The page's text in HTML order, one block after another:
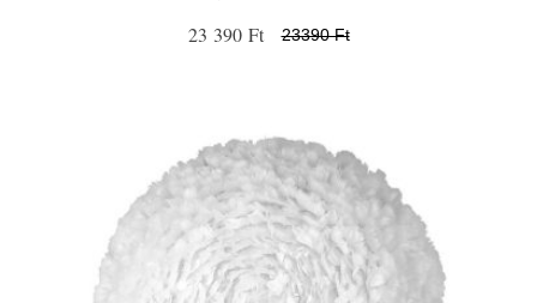
23 390 Ft 23390 Ft